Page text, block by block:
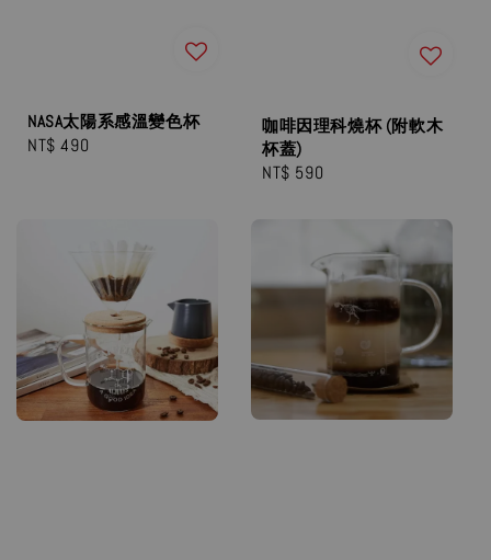
NASA太陽系感溫變色杯
Regular
NT$ 490
咖啡因理科燒杯 (附軟木
杯蓋)
Regular
NT$ 590